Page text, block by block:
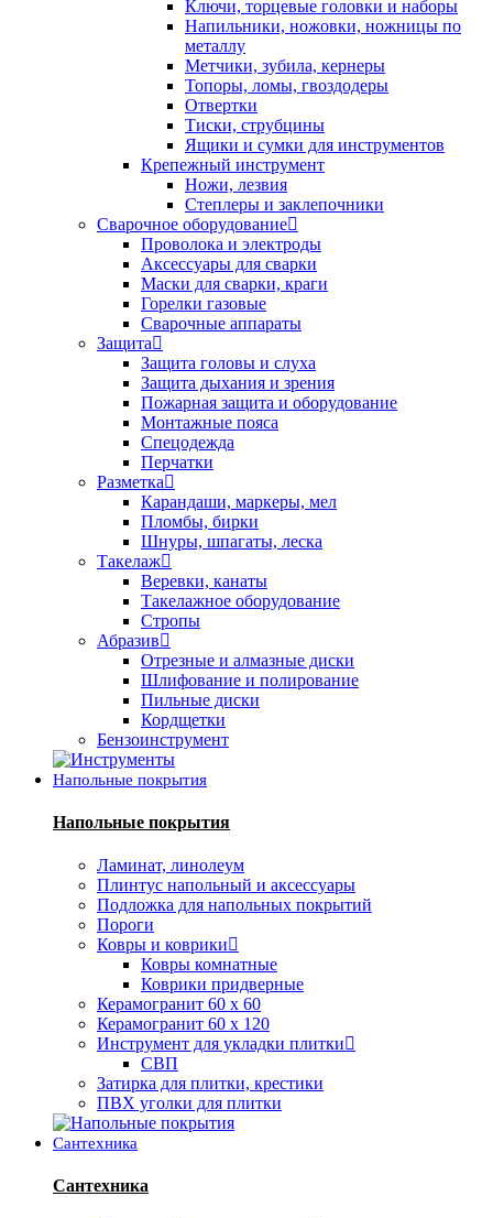
Ключи, торцевые головки и наборы
Напильники, ножовки, ножницы по
металлу
Метчики, зубила, кернеры
Топоры, ломы, гвоздодеры
Отвертки
Тиски, струбцины
Ящики и сумки для инструментов
Крепежный инструмент
Ножи, лезвия
Степлеры и заклепочники
Сварочное оборудование
Проволока и электроды
Аксессуары для сварки
Маски для сварки, краги
Горелки газовые
Сварочные аппараты
Защита
Защита головы и слуха
Защита дыхания и зрения
Пожарная защита и оборудование
Монтажные пояса
Спецодежда
Перчатки
Разметка
Карандаши, маркеры, мел
Пломбы, бирки
Шнуры, шпагаты, леска
Такелаж
Веревки, канаты
Такелажное оборудование
Стропы
Абразив
Отрезные и алмазные диски
Шлифование и полирование
Пильные диски
Кордщетки
Бензоинструмент
Напольные покрытия
Напольные покрытия
Ламинат, линолеум
Плинтус напольный и аксессуары
Подложка для напольных покрытий
Пороги
Ковры и коврики
Ковры комнатные
Коврики придверные
Керамогранит 60 х 60
Керамогранит 60 х 120
Инструмент для укладки плитки
СВП
Затирка для плитки, крестики
ПВХ уголки для плитки
Сантехника
Сантехника